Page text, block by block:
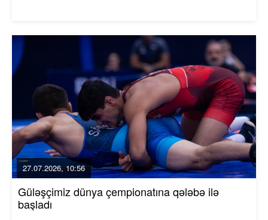
27.07.2026, 10:56
Güləşçimiz dünya çempionatına qələbə ilə
başladı